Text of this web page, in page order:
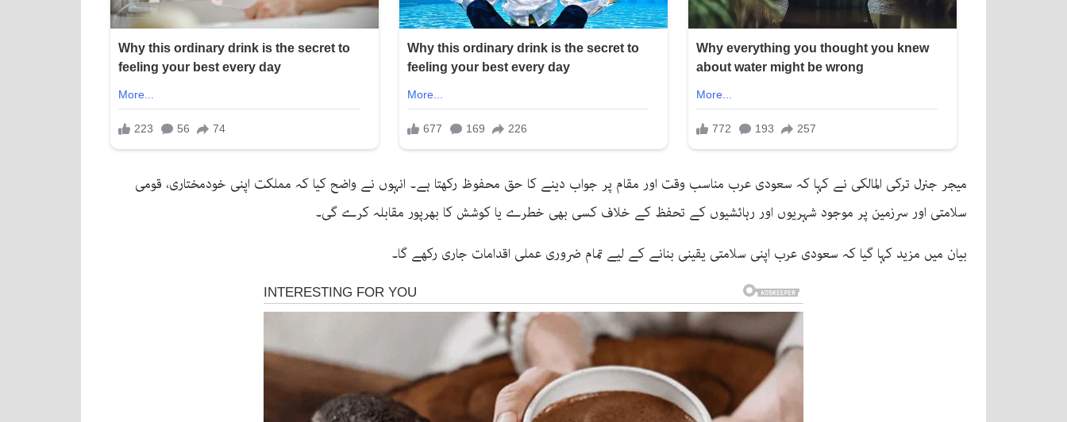
میجر جنرل ترکی المالکی نے کہا کہ سعودی عرب مناسب وقت اور مقام پر جواب دینے کا حق محفوظ رکھتا ہے۔ انہوں نے واضح کیا کہ مملکت اپنی خودمختاری، قومی
سلامتی اور سرزمین پر موجود شہریوں اور رہائشیوں کے تحفظ کے خلاف کسی بھی خطرے یا کوشش کا بھرپور مقابلہ کرے گی۔
بیان میں مزید کہا گیا کہ سعودی عرب اپنی سلامتی یقینی بنانے کے لیے تمام ضروری عملی اقدامات جاری رکھے گا۔